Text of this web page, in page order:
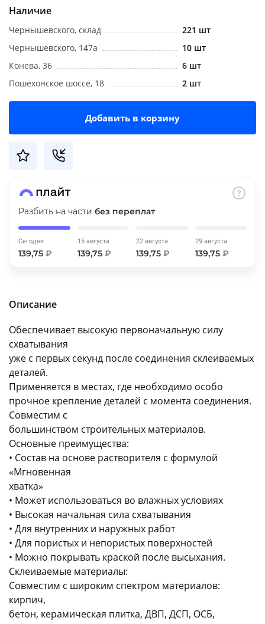
Наличие
Чернышевского, склад
221 шт
Чернышевского, 147а
10 шт
Конева, 36
6 шт
Пошехонское шоссе, 18
2 шт
Добавить в корзину
Разбить на части без переплат
Сегодня
139,75 ₽
15 августа
139,75 ₽
22 августа
139,75 ₽
29 августа
139,75 ₽
Описание
Обеспечивает высокую первоначальную силу
схватывания
уже с первых секунд после соединения склеиваемых
деталей.
Применяется в местах, где необходимо особо
прочное крепление деталей с момента соединения.
Совместим с
большинством строительных материалов.
Основные преимущества:
• Состав на основе растворителя с формулой
«Мгновенная
хватка»
• Может использоваться во влажных условиях
• Высокая начальная сила схватывания
• Для внутренних и наружных работ
• Для пористых и непористых поверхностей
• Можно покрывать краской после высыхания.
Склеиваемые материалы:
Совместим с широким спектром материалов:
кирпич,
бетон, керамическая плитка, ДВП, ДСП, ОСБ,
Оставшиеся
по25%каждые 2 недели
недели